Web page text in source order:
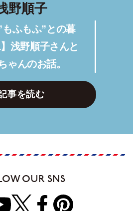
野順子
もふもふ”との暮
浅野順子さんと
ゃんのお話。
事を読む
OUR SNS